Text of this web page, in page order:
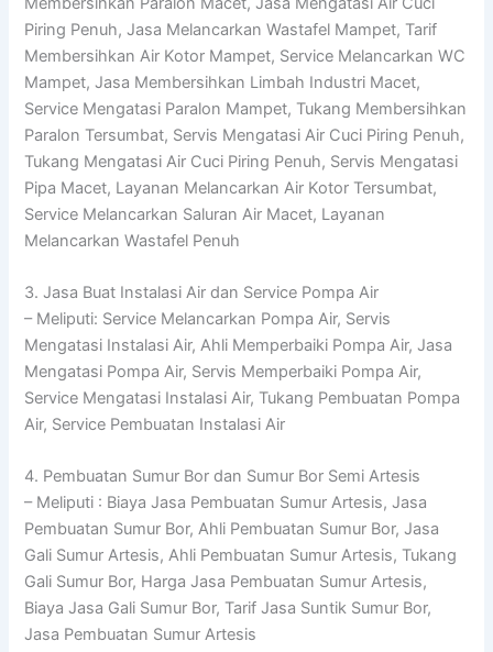
Piring Penuh, Jasa Melancarkan Wastafel Mampet, Tarif
Membersihkan Air Kotor Mampet, Service Melancarkan WC
Mampet, Jasa Membersihkan Limbah Industri Macet,
Service Mengatasi Paralon Mampet, Tukang Membersihkan
Paralon Tersumbat, Servis Mengatasi Air Cuci Piring Penuh,
Tukang Mengatasi Air Cuci Piring Penuh, Servis Mengatasi
Pipa Macet, Layanan Melancarkan Air Kotor Tersumbat,
Service Melancarkan Saluran Air Macet, Layanan
Melancarkan Wastafel Penuh
3. Jasa Buat Instalasi Air dan Service Pompa Air
– Meliputi: Service Melancarkan Pompa Air, Servis
Mengatasi Instalasi Air, Ahli Memperbaiki Pompa Air, Jasa
Mengatasi Pompa Air, Servis Memperbaiki Pompa Air,
Service Mengatasi Instalasi Air, Tukang Pembuatan Pompa
Air, Service Pembuatan Instalasi Air
4. Pembuatan Sumur Bor dan Sumur Bor Semi Artesis
– Meliputi : Biaya Jasa Pembuatan Sumur Artesis, Jasa
Pembuatan Sumur Bor, Ahli Pembuatan Sumur Bor, Jasa
Gali Sumur Artesis, Ahli Pembuatan Sumur Artesis, Tukang
Gali Sumur Bor, Harga Jasa Pembuatan Sumur Artesis,
Biaya Jasa Gali Sumur Bor, Tarif Jasa Suntik Sumur Bor,
Jasa Pembuatan Sumur Artesis